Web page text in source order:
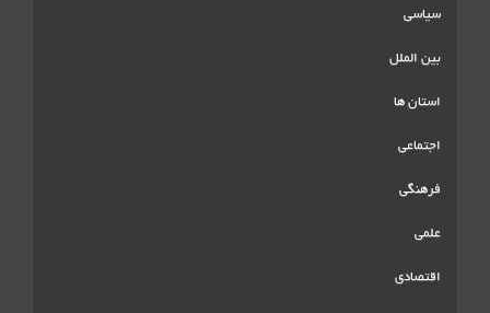
سیاسی
بین الملل
استان ها
اجتماعی
فرهنگی
علمی
اقتصادی